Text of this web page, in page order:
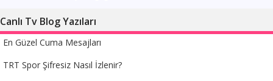
Canlı Tv Blog Yazıları
En Güzel Cuma Mesajları
TRT Spor Şifresiz Nasıl İzlenir?